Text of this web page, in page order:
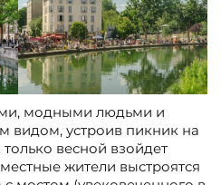
модными людьми и
видом, устроив пикник на
весной взойдет
жители выстроятся